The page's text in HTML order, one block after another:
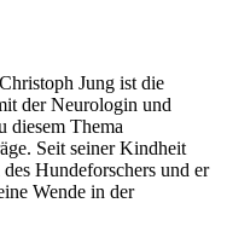
Jung ist die
der Neurologin und
diesem Thema
Seit seiner Kindheit
Hundeforschers und er
Wende in der